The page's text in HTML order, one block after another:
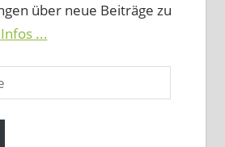
über neue Beiträge zu
...